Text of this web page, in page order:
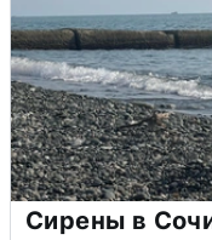
Сирены в